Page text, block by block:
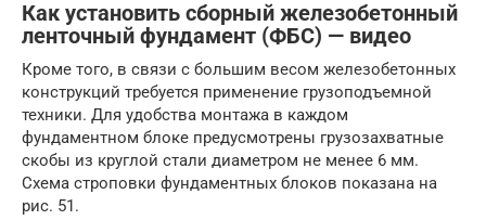
Как установить сборный железобетонный
ленточный фундамент (ФБС) — видео
Кроме того, в связи с большим весом железобетонных
конструкций требуется применение грузоподъемной
техники. Для удобства монтажа в каждом
фундаментном блоке предусмотрены грузозахватные
скобы из круглой стали диаметром не менее 6 мм.
Схема строповки фундаментных блоков показана на
рис. 51.